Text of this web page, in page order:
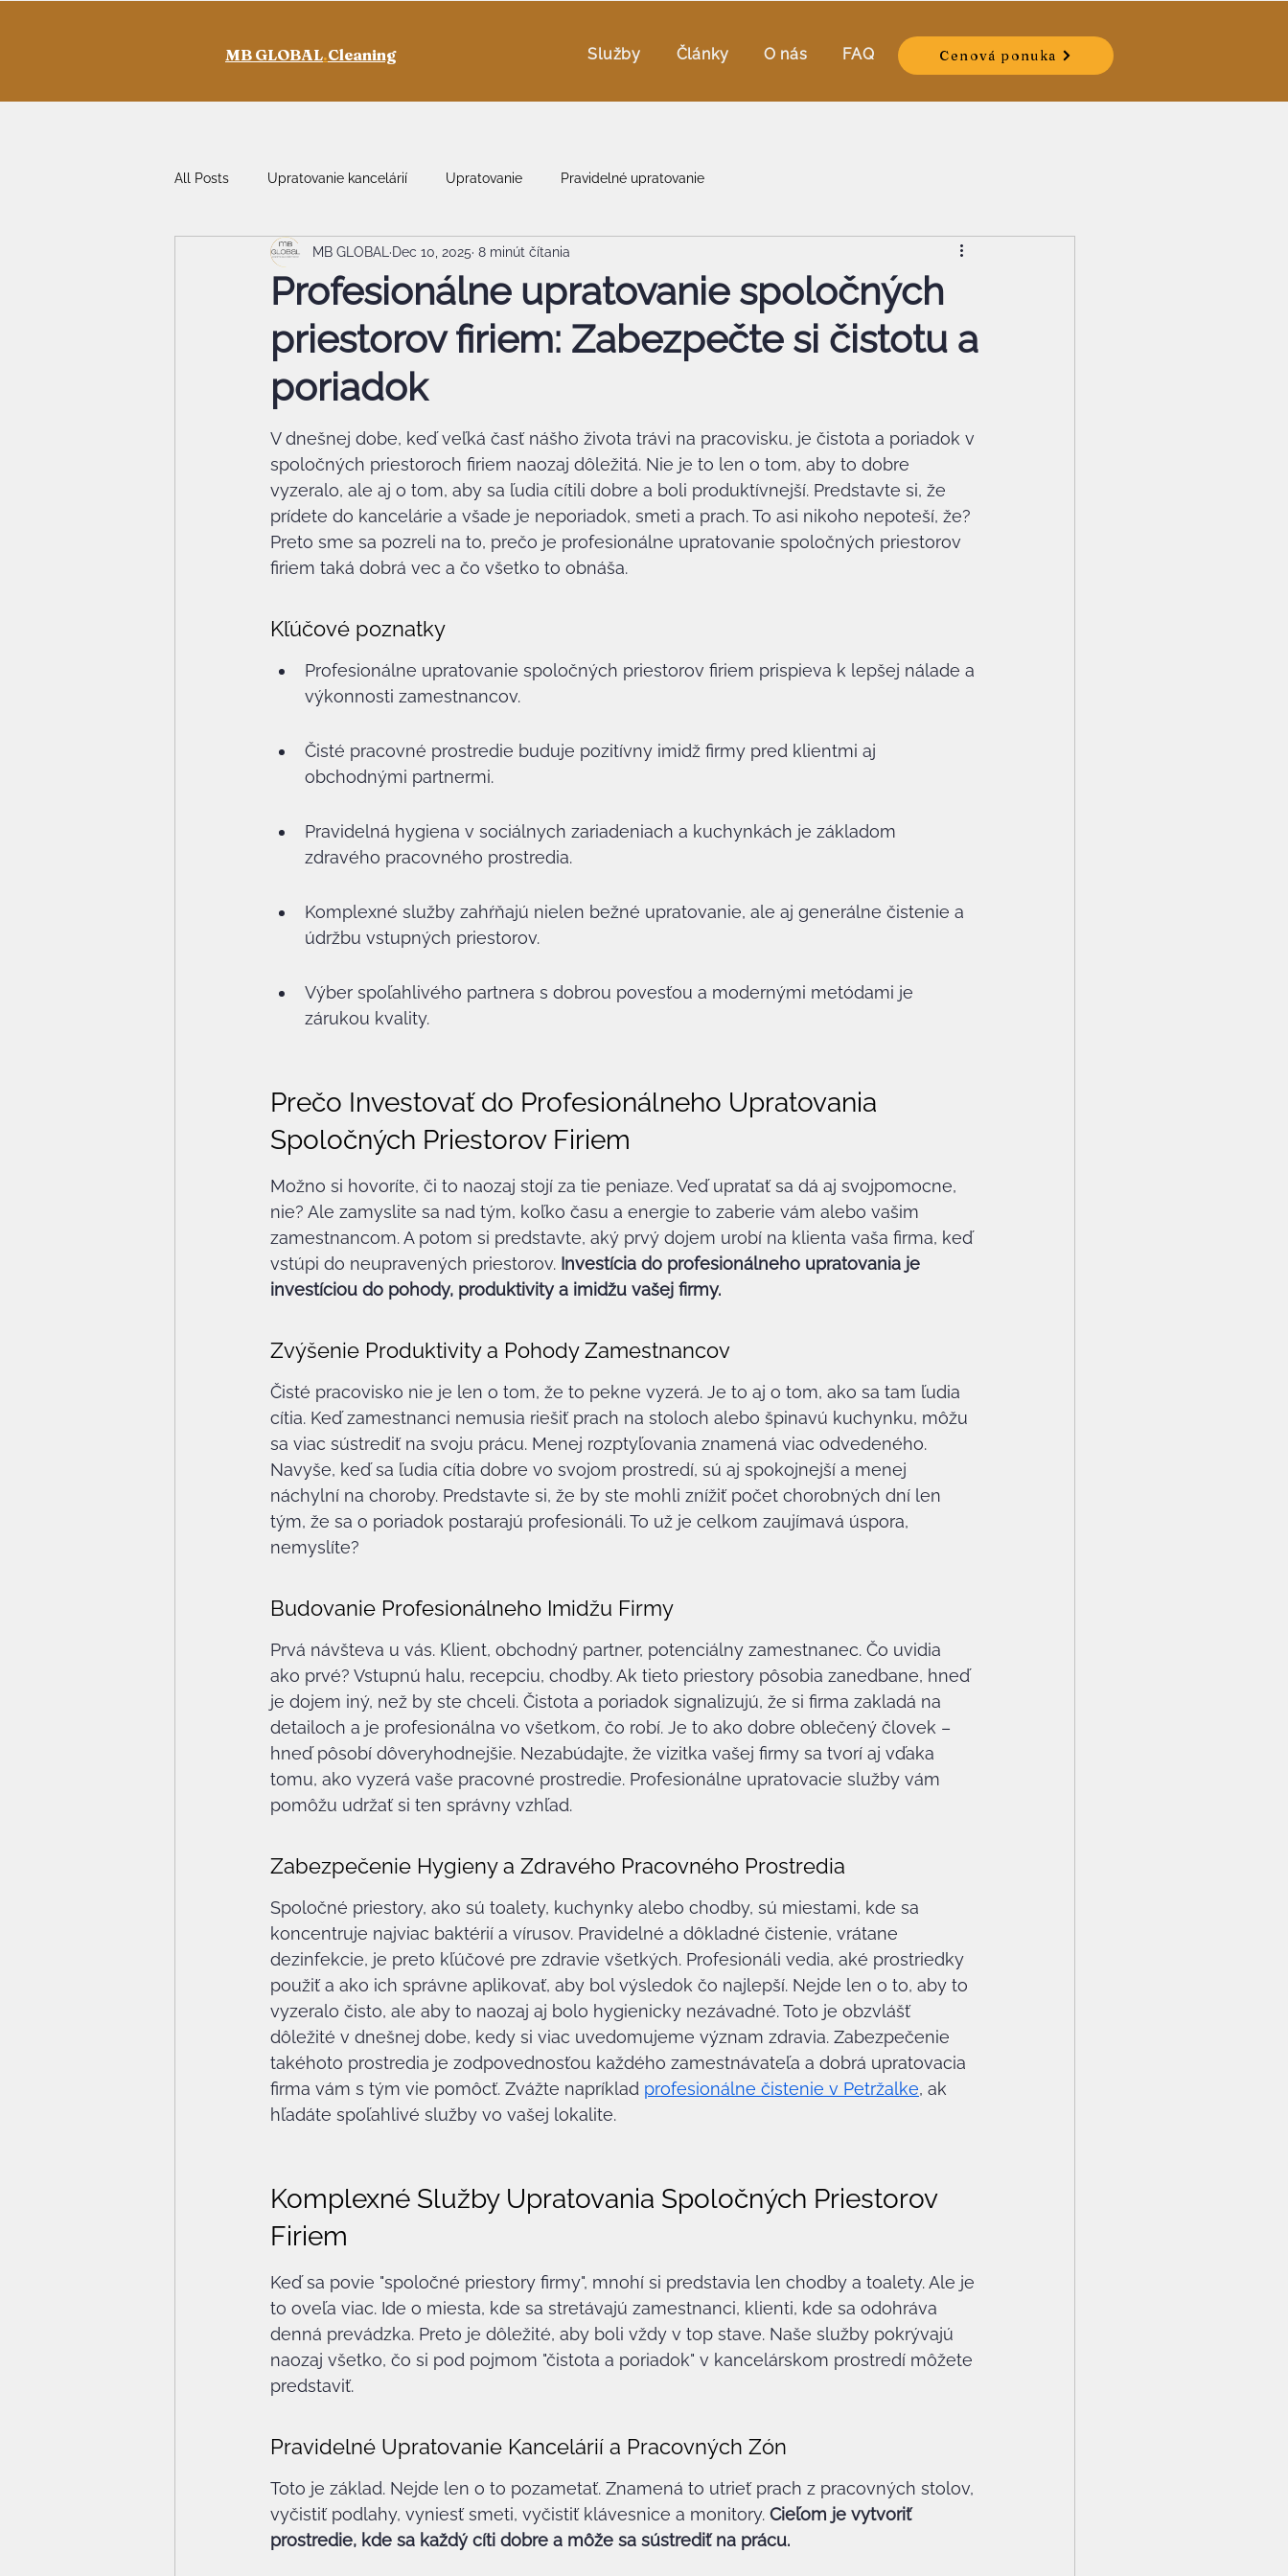
MB GLOBAL.Cleaning Služby Články O nás FAQ Cenová ponuka
All Posts Upratovanie kancelárií Upratovanie Pravidelné upratovanie
Profesionálne upratovanie spoločných
priestorov firiem: Zabezpečte si čistotu a
poriadok
MB GLOBAL Dec 10, 2025 8 minút čítania
V dnešnej dobe, keď veľká časť nášho života trávi na pracovisku, je čistota a poriadok v
spoločných priestoroch firiem naozaj dôležitá. Nie je to len o tom, aby to dobre
vyzeralo, ale aj o tom, aby sa ľudia cítili dobre a boli produktívnejší. Predstavte si, že
prídete do kancelárie a všade je neporiadok, smeti a prach. To asi nikoho nepoteší, že?
Preto sme sa pozreli na to, prečo je profesionálne upratovanie spoločných priestorov
firiem taká dobrá vec a čo všetko to obnáša.
Kľúčové poznatky
Profesionálne upratovanie spoločných priestorov firiem prispieva k lepšej nálade a
výkonnosti zamestnancov.
Čisté pracovné prostredie buduje pozitívny imidž firmy pred klientmi aj
obchodnými partnermi.
Pravidelná hygiena v sociálnych zariadeniach a kuchynkách je základom
zdravého pracovného prostredia.
Komplexné služby zahŕňajú nielen bežné upratovanie, ale aj generálne čistenie a
údržbu vstupných priestorov.
Výber spoľahlivého partnera s dobrou povesťou a modernými metódami je
zárukou kvality.
Prečo Investovať do Profesionálneho Upratovania
Spoločných Priestorov Firiem
Možno si hovoríte, či to naozaj stojí za tie peniaze. Veď upratať sa dá aj svojpomocne,
nie? Ale zamyslite sa nad tým, koľko času a energie to zaberie vám alebo vašim
zamestnancom. A potom si predstavte, aký prvý dojem urobí na klienta vaša firma, keď
vstúpi do neupravených priestorov. Investícia do profesionálneho upratovania je
investíciou do pohody, produktivity a imidžu vašej firmy.
Zvýšenie Produktivity a Pohody Zamestnancov
Čisté pracovisko nie je len o tom, že to pekne vyzerá. Je to aj o tom, ako sa tam ľudia
cítia. Keď zamestnanci nemusia riešiť prach na stoloch alebo špinavú kuchynku, môžu
sa viac sústrediť na svoju prácu. Menej rozptyľovania znamená viac odvedeného.
Navyše, keď sa ľudia cítia dobre vo svojom prostredí, sú aj spokojnejší a menej
náchylní na choroby. Predstavte si, že by ste mohli znížiť počet chorobných dní len
tým, že sa o poriadok postarajú profesionáli. To už je celkom zaujímavá úspora,
nemyslíte?
Budovanie Profesionálneho Imidžu Firmy
Prvá návšteva u vás. Klient, obchodný partner, potenciálny zamestnanec. Čo uvidia
ako prvé? Vstupnú halu, recepciu, chodby. Ak tieto priestory pôsobia zanedbane, hneď
je dojem iný, než by ste chceli. Čistota a poriadok signalizujú, že si firma zakladá na
detailoch a je profesionálna vo všetkom, čo robí. Je to ako dobre oblečený človek –
hneď pôsobí dôveryhodnejšie. Nezabúdajte, že vizitka vašej firmy sa tvorí aj vďaka
tomu, ako vyzerá vaše pracovné prostredie. Profesionálne upratovacie služby vám
pomôžu udržať si ten správny vzhľad.
Zabezpečenie Hygieny a Zdravého Pracovného Prostredia
Spoločné priestory, ako sú toalety, kuchynky alebo chodby, sú miestami, kde sa
koncentruje najviac baktérií a vírusov. Pravidelné a dôkladné čistenie, vrátane
dezinfekcie, je preto kľúčové pre zdravie všetkých. Profesionáli vedia, aké prostriedky
použiť a ako ich správne aplikovať, aby bol výsledok čo najlepší. Nejde len o to, aby to
vyzeralo čisto, ale aby to naozaj aj bolo hygienicky nezávadné. Toto je obzvlášť
dôležité v dnešnej dobe, kedy si viac uvedomujeme význam zdravia. Zabezpečenie
takéhoto prostredia je zodpovednosťou každého zamestnávateľa a dobrá upratovacia
firma vám s tým vie pomôcť. Zvážte napríklad profesionálne čistenie v Petržalke, ak
hľadáte spoľahlivé služby vo vašej lokalite.
Komplexné Služby Upratovania Spoločných Priestorov
Firiem
Keď sa povie "spoločné priestory firmy", mnohí si predstavia len chodby a toalety. Ale je
to oveľa viac. Ide o miesta, kde sa stretávajú zamestnanci, klienti, kde sa odohráva
denná prevádzka. Preto je dôležité, aby boli vždy v top stave. Naše služby pokrývajú
naozaj všetko, čo si pod pojmom "čistota a poriadok" v kancelárskom prostredí môžete
predstaviť.
Pravidelné Upratovanie Kancelárií a Pracovných Zón
Toto je základ. Nejde len o to pozametať. Znamená to utrieť prach z pracovných stolov,
vyčistiť podlahy, vyniesť smeti, vyčistiť klávesnice a monitory. Cieľom je vytvoriť
prostredie, kde sa každý cíti dobre a môže sa sústrediť na prácu.